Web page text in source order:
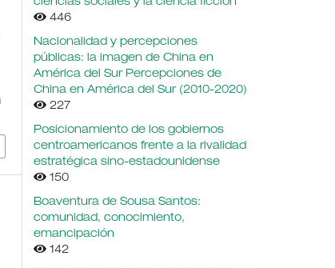
ciencias sociales y la ciencia ficción
446
Nacionalidad y percepciones
públicas: la imagen de China en
América del Sur Percepciones de
China en América del Sur (2010-2020)
227
Posicionamiento de los gobiernos
centroamericanos frente a la rivalidad
estratégica sino-estadounidense
150
Boaventura de Sousa Santos:
comunidad, conocimiento,
emancipación
142